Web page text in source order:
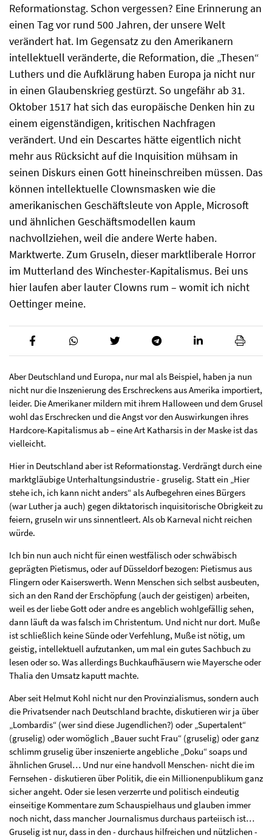
Reformationstag. Schon vergessen? Eine Erinnerung an
einen Tag vor rund 500 Jahren, der unsere Welt
verändert hat. Im Gegensatz zu den Amerikanern
intellektuell veränderte, die Reformation, die „Thesen“
Luthers und die Aufklärung haben Europa ja nicht nur
in einen Glaubenskrieg gestürzt. So ungefähr ab 31.
Oktober 1517 hat sich das europäische Denken hin zu
einem eigenständigen, kritischen Nachfragen
verändert. Und ein Descartes hätte eigentlich nicht
mehr aus Rücksicht auf die Inquisition mühsam in
seinen Diskurs einen Gott hineinschreiben müssen. Das
können intellektuelle Clownsmasken wie die
amerikanischen Geschäftsleute von Apple, Microsoft
und ähnlichen Geschäftsmodellen kaum
nachvollziehen, weil die andere Werte haben.
Marktwerte. Zum Gruseln, dieser marktliberale Horror
im Mutterland des Winchester-Kapitalismus. Bei uns
hier laufen aber lauter Clowns rum – womit ich nicht
Oettinger meine.
Aber Deutschland und Europa, nur mal als Beispiel, haben ja nun
nicht nur die Inszenierung des Erschreckens aus Amerika importiert,
leider. Die Amerikaner mildern mit ihrem Halloween und dem Grusel
wohl das Erschrecken und die Angst vor den Auswirkungen ihres
Hardcore-Kapitalismus ab – eine Art Katharsis in der Maske ist das
vielleicht.
Hier in Deutschland aber ist Reformationstag. Verdrängt durch eine
marktgläubige Unterhaltungsindustrie - gruselig. Statt ein „Hier
stehe ich, ich kann nicht anders“ als Aufbegehren eines Bürgers
(war Luther ja auch) gegen diktatorisch inquisitorische Obrigkeit zu
feiern, gruseln wir uns sinnentleert. Als ob Karneval nicht reichen
würde.
Ich bin nun auch nicht für einen westfälisch oder schwäbisch
geprägten Pietismus, oder auf Düsseldorf bezogen: Pietismus aus
Flingern oder Kaiserswerth. Wenn Menschen sich selbst ausbeuten,
sich an den Rand der Erschöpfung (auch der geistigen) arbeiten,
weil es der liebe Gott oder andre es angeblich wohlgefällig sehen,
dann läuft da was falsch im Christentum. Und nicht nur dort. Muße
ist schließlich keine Sünde oder Verfehlung, Muße ist nötig, um
geistig, intellektuell aufzutanken, um mal ein gutes Sachbuch zu
lesen oder so. Was allerdings Buchkaufhäusern wie Mayersche oder
Thalia den Umsatz kaputt machte.
Aber seit Helmut Kohl nicht nur den Provinzialismus, sondern auch
die Privatsender nach Deutschland brachte, diskutieren wir ja über
„Lombardis“ (wer sind diese Jugendlichen?) oder „Supertalent“
(gruselig) oder womöglich „Bauer sucht Frau“ (gruselig) oder ganz
schlimm gruselig über inszenierte angebliche „Doku“ soaps und
ähnlichen Grusel… Und nur eine handvoll Menschen- nicht die im
Fernsehen - diskutieren über Politik, die ein Millionenpublikum ganz
sicher angeht. Oder sie lesen verzerrte und politisch eindeutig
einseitige Kommentare zum Schauspielhaus und glauben immer
noch nicht, dass mancher Journalismus durchaus parteiisch ist…
Gruselig ist nur, dass in den - durchaus hilfreichen und nützlichen -